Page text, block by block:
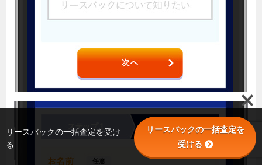
リースバックの一括査定を受け
る
リースバックの一括査定を
受ける